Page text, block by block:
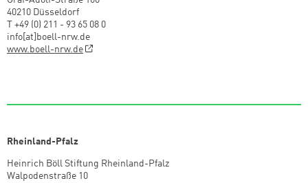
40210 Düsseldorf
T +49 (0) 211 - 93 65 08 0
info[at]boell-nrw.de
www.boell-nrw.de
Rheinland-Pfalz
Heinrich Böll Stiftung Rheinland-Pfalz
Walpodenstraße 10